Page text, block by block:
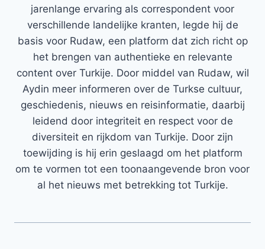
jarenlange ervaring als correspondent voor
verschillende landelijke kranten, legde hij de
basis voor Rudaw, een platform dat zich richt op
het brengen van authentieke en relevante
content over Turkije. Door middel van Rudaw, wil
Aydin meer informeren over de Turkse cultuur,
geschiedenis, nieuws en reisinformatie, daarbij
leidend door integriteit en respect voor de
diversiteit en rijkdom van Turkije. Door zijn
toewijding is hij erin geslaagd om het platform
om te vormen tot een toonaangevende bron voor
al het nieuws met betrekking tot Turkije.